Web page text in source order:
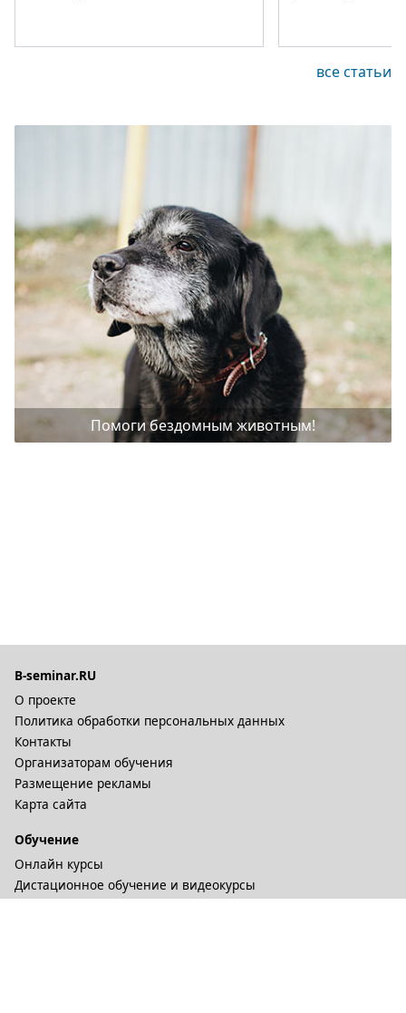
все статьи
Помоги бездомным животным!
B-seminar.RU
О проекте
Политика обработки персональных данных
Контакты
Организаторам обучения
Размещение рекламы
Карта сайта
Обучение
Онлайн курсы
Дистационное обучение и видеокурсы